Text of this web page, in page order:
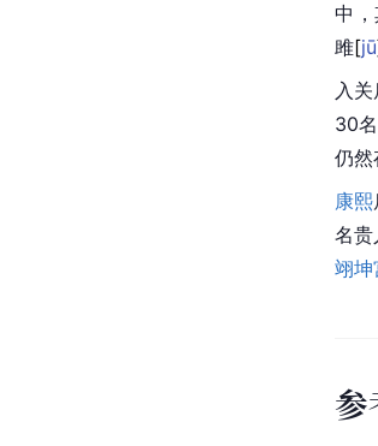
中
雎[jū
入
30
仍然
康熙
名贵
翊坤
参